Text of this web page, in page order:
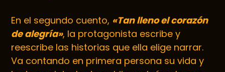
En el segundo cuento, «Tan lleno el corazón
de alegría», la protagonista escribe y
reescribe las historias que ella elige narrar.
Va contando en primera persona su vida y